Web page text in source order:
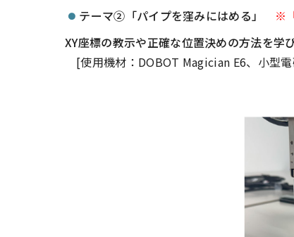
テーマ②「パイプを窪みにはめる」 ※
XY座標の教示や正確な位置決めの方法を学び
[使用機材：DOBOT Magician E6、小型